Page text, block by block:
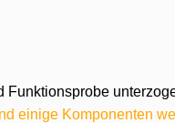
Funktionsprobe
einige Komponenten